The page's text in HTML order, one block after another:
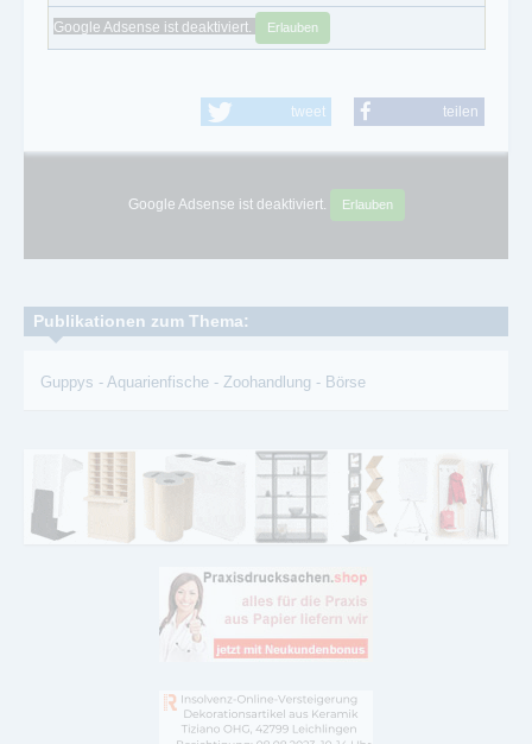
Google Adsense ist deaktiviert. Erlauben
tweet teilen
Google Adsense ist deaktiviert. Erlauben
Publikationen zum Thema:
Guppys - Aquarienfische - Zoohandlung - Börse